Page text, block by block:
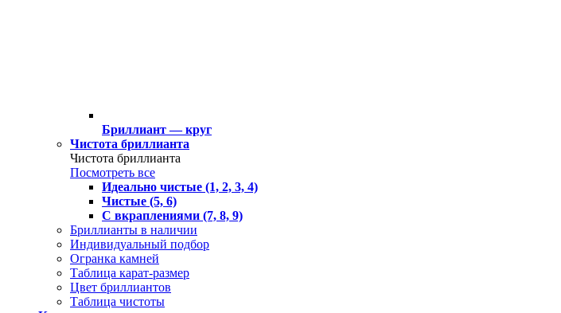
Бриллиант — круг
Чистота бриллианта
Чистота бриллианта
Посмотреть все
Идеально чистые (1, 2, 3, 4)
Чистые (5, 6)
С вкраплениями (7, 8, 9)
Бриллианты в наличии
Индивидуальный подбор
Огранка камней
Таблица карат-размер
Цвет бриллиантов
Таблица чистоты